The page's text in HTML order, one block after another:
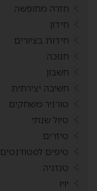
חזרה מחופשה
חידון
חידות בציורים
חנוכה
חשבון
חשיבה יצירתית
טורניר משחקים
טיול שנתי
טיזרים
טיפים לסטודנטים
טנזניה
יויו